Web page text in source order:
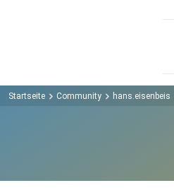
Startseite Community hans.eisenbeis